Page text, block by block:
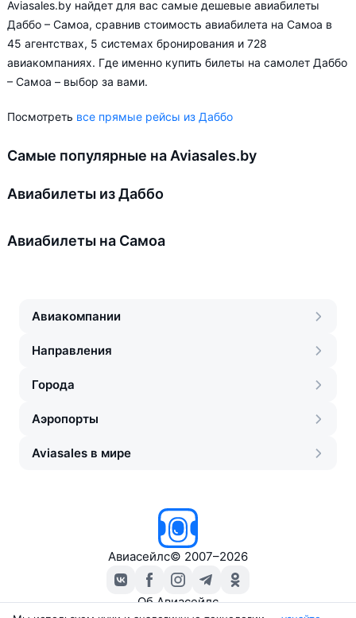
Aviasales.by найдет для вас самые дешевые авиабилеты
Даббо – Самоа, сравнив стоимость авиабилета на Самоа в
45 агентствах, 5 системах бронирования и 728
авиакомпаниях. Где именно купить билеты на самолет Даббо
– Самоа – выбор за вами.
Посмотреть все прямые рейсы из Даббо
Самые популярные на Aviasales.by
Авиабилеты из Даббо
Авиабилеты на Самоа
Авиакомпании
Направления
Города
Аэропорты
Aviasales в мире
Авиасейлс© 2007–2026
Об Авиасейлс